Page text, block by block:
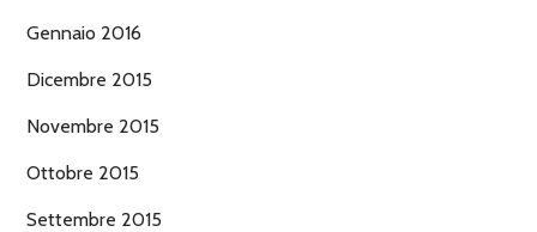
Gennaio 2016
Dicembre 2015
Novembre 2015
Ottobre 2015
Settembre 2015